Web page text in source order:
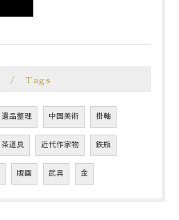
Tags
遺品整理 中国美術 掛軸
茶道具 近代作家物 鉄瓶
版画 武具 金